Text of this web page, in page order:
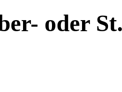
oder